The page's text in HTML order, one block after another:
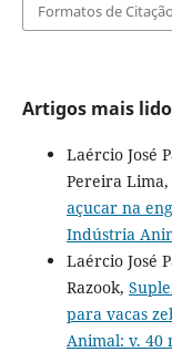
Formatos de Citação
Artigos mais
Laércio José
Pereira Lima,
açucar na
Indústria
Laércio José
Razook,
para vacas
Animal: v. 40